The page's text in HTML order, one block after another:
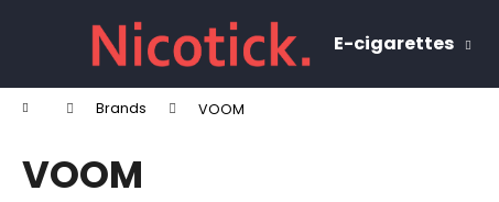
E-cigarettes
Home Brands VOOM
VOOM
t
Back
shopping
Back
shopping